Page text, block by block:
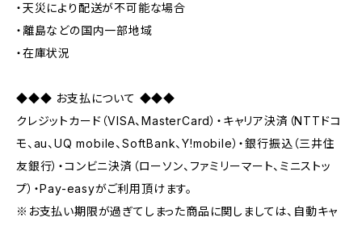
・天災により配送が不可能な場合
・離島などの国内一部地域
・在庫状況
◆◆◆ お支払について ◆◆◆
クレジットカード（VISA、MasterCard）・キャリア決済（NTTドコ
モ、au、UQ mobile、SoftBank、Y!mobile）・銀行振込（三井住
友銀行）・コンビニ決済（ローソン、ファミリーマート、ミニストッ
プ）・Pay-easyがご利用頂けます。
※お支払い期限が過ぎてしまった商品に関しましては、自動キャ